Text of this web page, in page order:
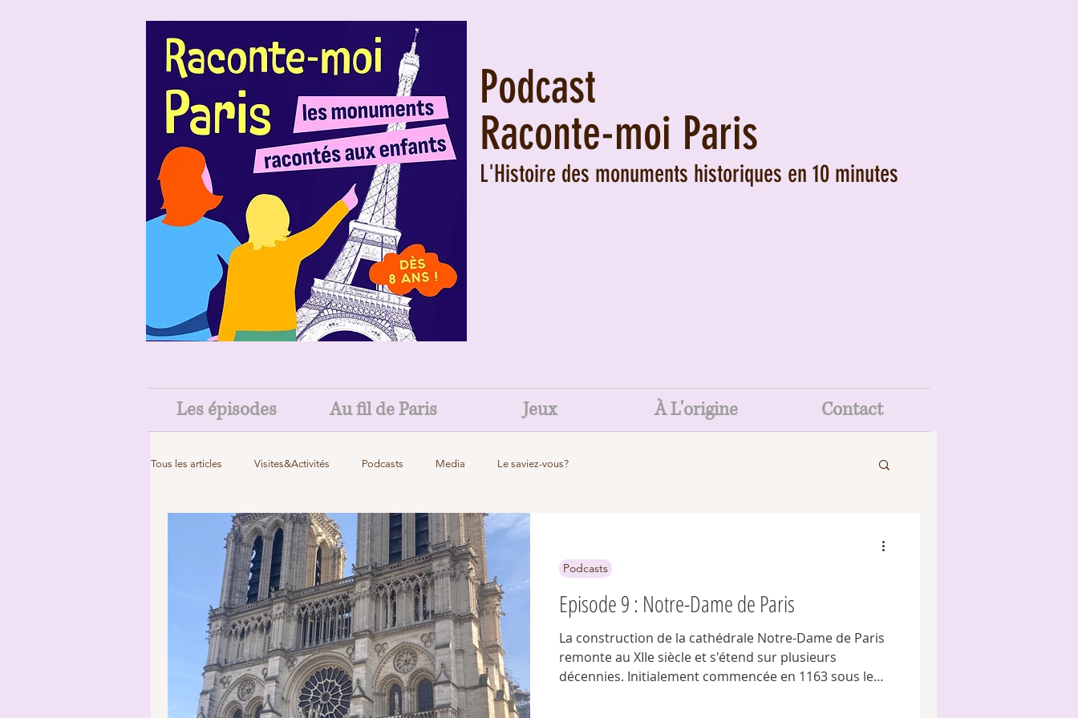
Podcast
Raconte-moi Paris
L'Histoire des monuments historiques en 10 minutes
Les épisodes Au fil de Paris Jeux À L'origine Contact
Tous les articles Visites&Activités Podcasts Media Le saviez-vous?
Episode 9 : Notre-Dame de Paris
La construction de la cathédrale Notre-Dame de Paris
remonte au XIIe siècle et s'étend sur plusieurs
décennies. Initialement commencée en 1163 sous le
Podcasts